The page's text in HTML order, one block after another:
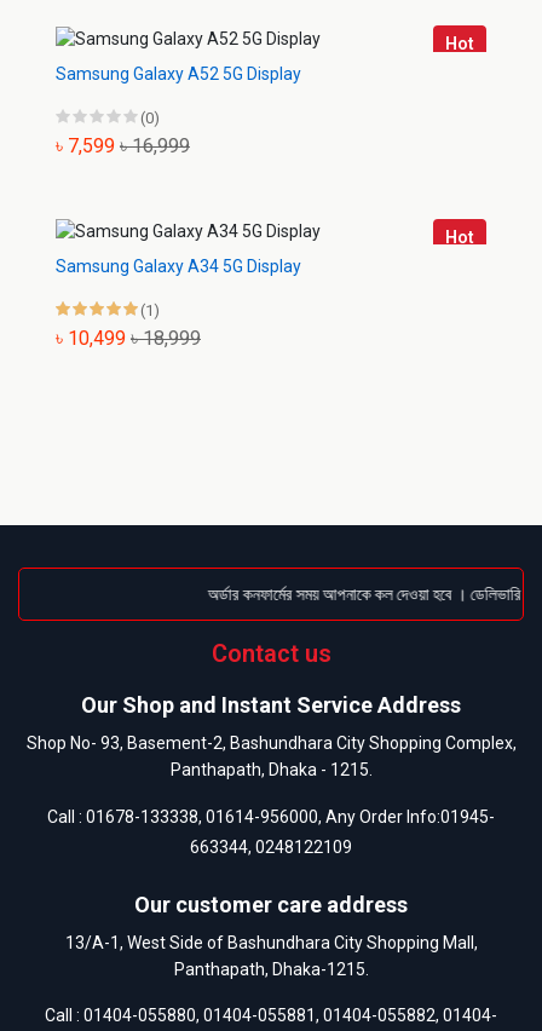
Hot
Samsung Galaxy A52 5G Display
(0)
৳ 7,599 ৳ 16,999
Hot
Samsung Galaxy A34 5G Display
(1)
৳ 10,499 ৳ 18,999
অর্ডার কনফার্মের সময় আপনাকে কল দেওয়া হবে । ডেলিভারি
Contact us
Our Shop and Instant Service Address
Shop No- 93, Basement-2, Bashundhara City Shopping Complex,
Panthapath, Dhaka - 1215.
Call : 01678-133338, 01614-956000, Any Order Info:01945-
663344, 0248122109
Our customer care address
13/A-1, West Side of Bashundhara City Shopping Mall,
Panthapath, Dhaka-1215.
Call : 01404-055880, 01404-055881, 01404-055882, 01404-